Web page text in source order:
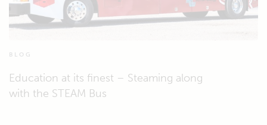
BLOG
Education at its finest – Steaming along
with the STEAM Bus